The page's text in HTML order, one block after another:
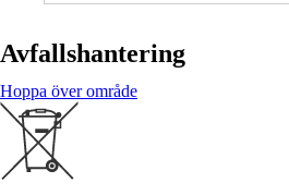
Avfallshantering
Hoppa över område